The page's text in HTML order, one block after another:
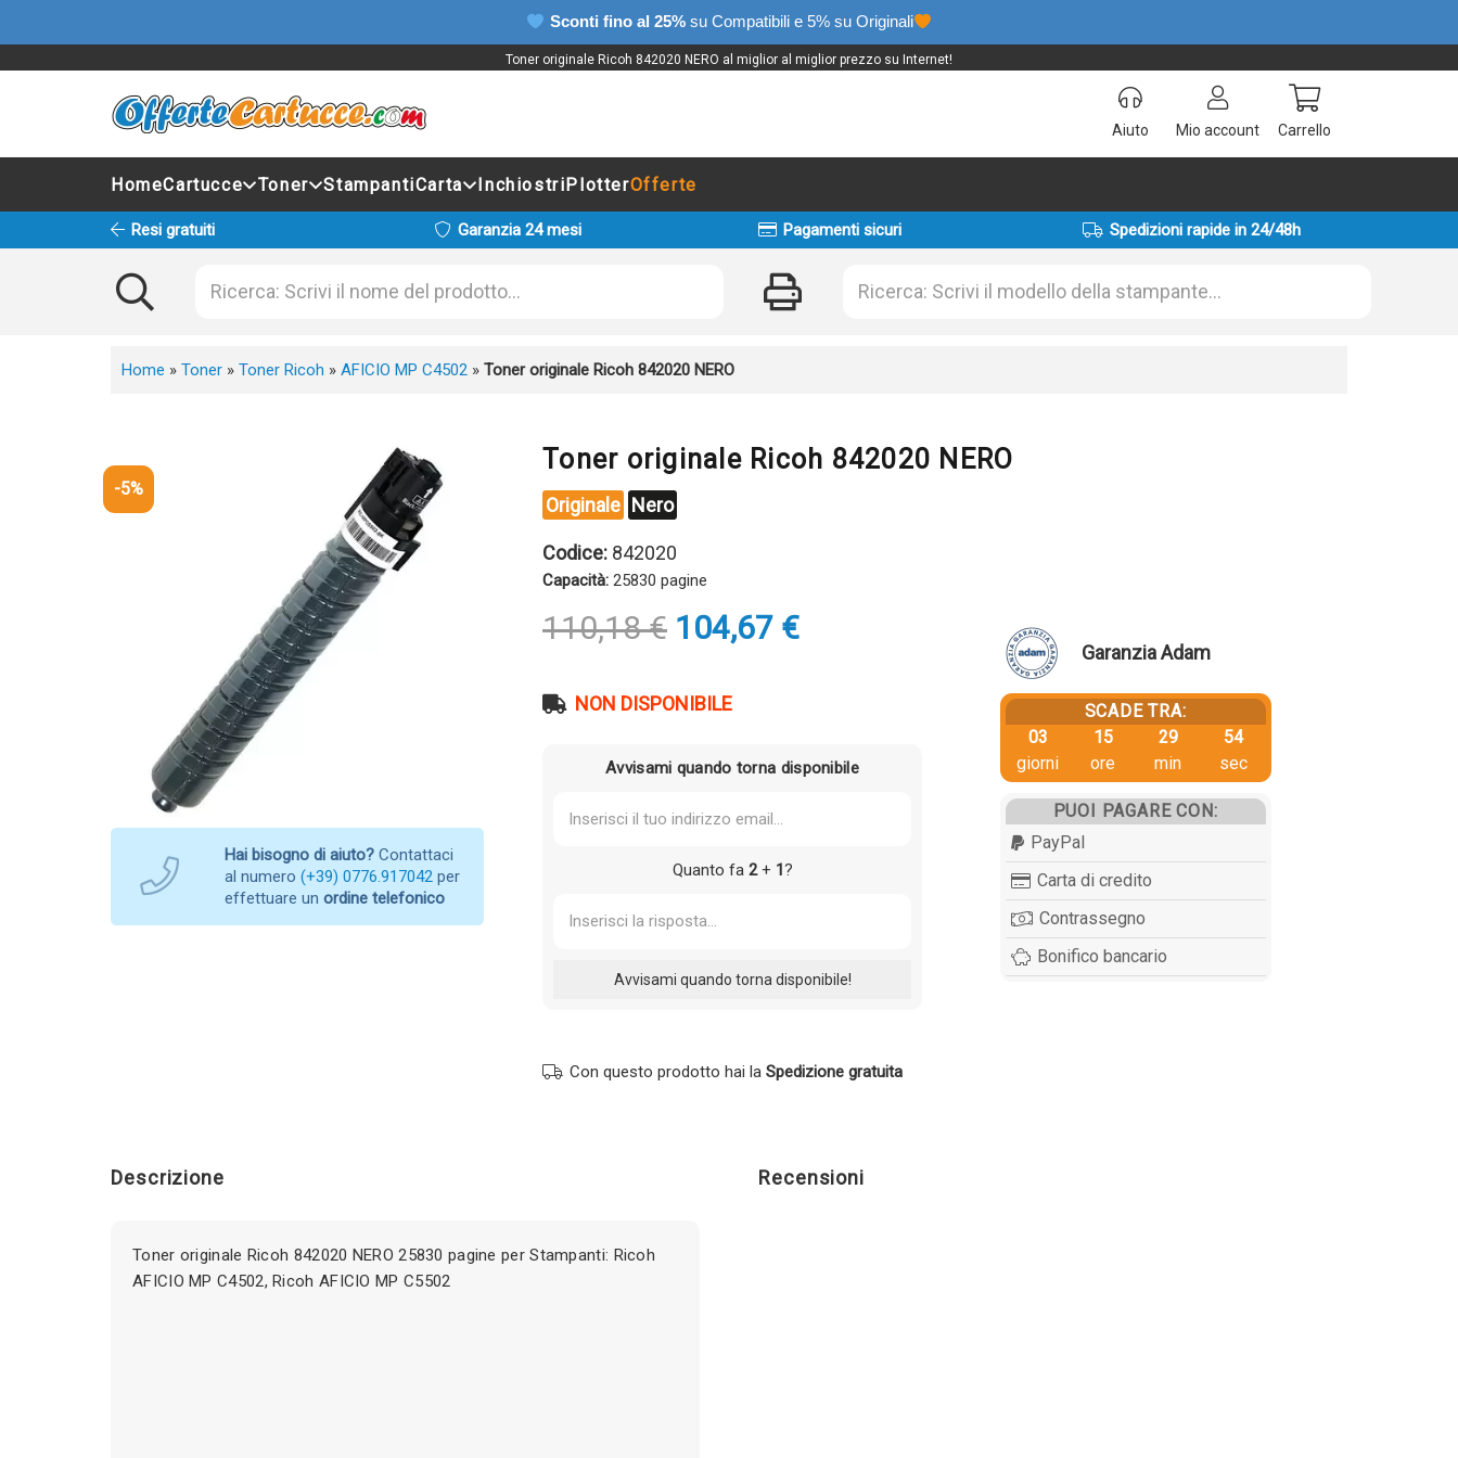
Sconti fino al 25% su Compatibili e 5% su Originali
Toner originale Ricoh 842020 NERO al miglior al miglior prezzo su Internet!
Aiuto Mio account Carrello
HomeCartucce Toner StampantiCarta InchiostriPlotterOfferte
Resi gratuiti Garanzia 24 mesi Pagamenti sicuri Spedizioni rapide in 24/48h
Home » Toner » Toner Ricoh » AFICIO MP C4502 » Toner originale Ricoh 842020 NERO
-5%
Hai bisogno di aiuto? Contattaci
al numero (+39) 0776.917042 per
effettuare un ordine telefonico
Toner originale Ricoh 842020 NERO
Originale Nero
Codice: 842020
Capacità: 25830 pagine
110,18€ Il
prezzo
era:
104,67 €Il
NON DISPONIBILE
Avvisami quando torna disponibile
Quanto fa 2+ 1?
Con questo prodotto hai la Spedizione gratuita
Garanzia Adam
SCADE TRA:
03
giorni
15
ore
29
min
53
sec
PUOI PAGARE CON:
PayPal
Carta di credito
Contrassegno
Bonifico bancario
Descrizione
Toner originale Ricoh 842020 NERO 25830 pagine per Stampanti: Ricoh
AFICIO MP C4502, Ricoh AFICIO MP C5502
Recensioni